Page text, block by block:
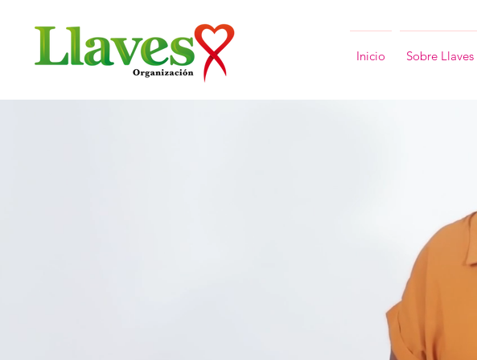
Inicio Sobre Llaves